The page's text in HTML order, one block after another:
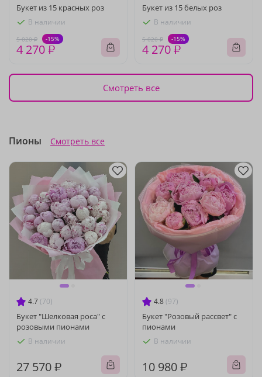
Букет из 15 красных роз
В наличии
5 020 ₽ -15%
4 270 ₽
Букет из 15 белых роз
В наличии
5 020 ₽ -15%
4 270 ₽
Смотреть все
Пионы Смотреть все
4.7 (70)
Букет "Шелковая роса" с
розовыми пионами
В наличии
27 570 ₽
4.8 (97)
Букет "Розовый рассвет" с
пионами
В наличии
10 980 ₽